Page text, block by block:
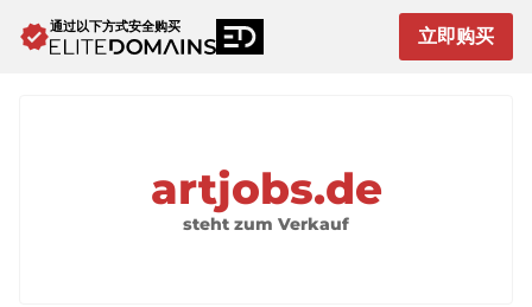
verified通过以下方式安全购买 立即购买
artjobs.de
steht zum Verkauf